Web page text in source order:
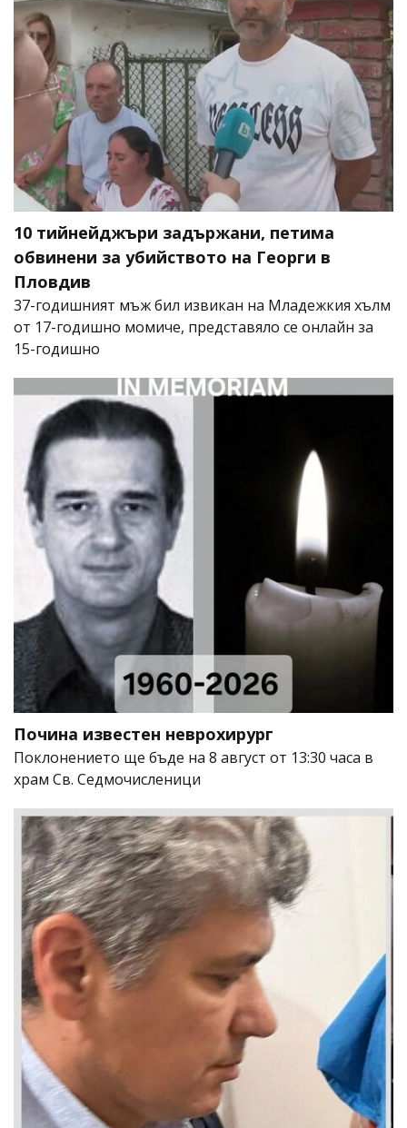
10 тийнейджъри задържани, петима
обвинени за убийството на Георги в
Пловдив
37-годишният мъж бил извикан на Младежкия хълм
от 17-годишно момиче, представяло се онлайн за
15-годишно
Почина известен неврохирург
Поклонението ще бъде на 8 август от 13:30 часа в
храм Св. Седмочисленици